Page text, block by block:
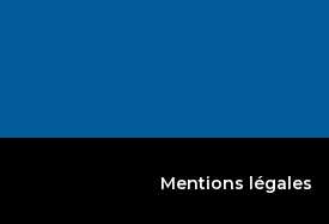
Mentions légales